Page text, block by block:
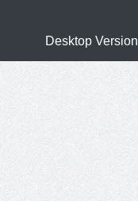
Desktop Version